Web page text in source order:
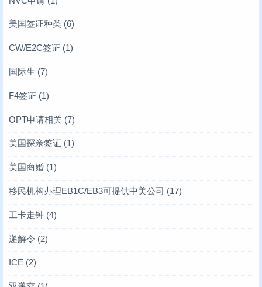
美国签证种类 (6)
CW/E2C签证 (1)
国际生 (7)
F4签证 (1)
OPT申请相关 (7)
美国探亲签证 (1)
美国商婚 (1)
移民机构办理EB1C/EB3可提供中美公司 (17)
工卡走钟 (4)
递解令 (2)
ICE (2)